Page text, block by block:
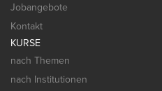
Jobangebote
Kontakt
KURSE
nach Themen
nach Institutionen